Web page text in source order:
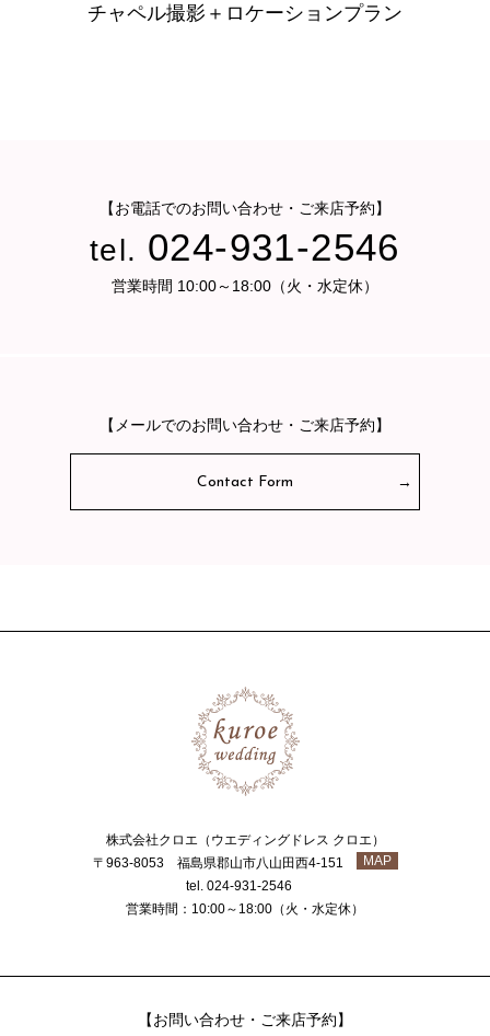
チャペル撮影＋ロケーションプラン
【お電話でのお問い合わせ・ご来店予約】
tel. 024-931-2546
営業時間 10:00～18:00（火・水定休）
【メールでのお問い合わせ・ご来店予約】
Contact Form
株式会社クロエ（ウエディングドレス クロエ）
〒963-8053 福島県郡山市八山田西4-151
MAP
tel. 024-931-2546
営業時間：10:00～18:00（火・水定休）
【お問い合わせ・ご来店予約】